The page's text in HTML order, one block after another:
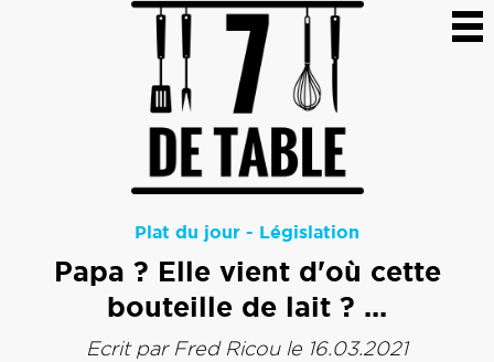
Plat du jour - Législation
Papa ? Elle vient d'où cette
bouteille de lait ? ...
Ecrit par Fred Ricoule 16.03.2021